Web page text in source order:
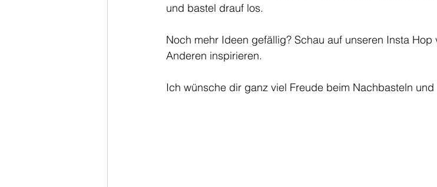
und bastel drauf los.
Noch mehr Ideen gefällig? Schau auf unseren Insta
Anderen inspirieren.
Ich wünsche dir ganz viel Freude beim Nachbasteln